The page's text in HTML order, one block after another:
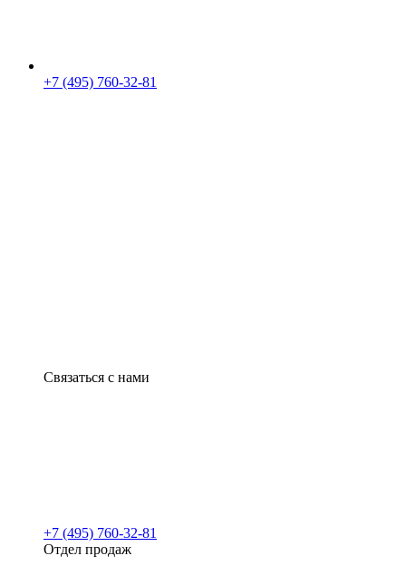
+7 (495) 760-32-81
Связаться с нами
+7 (495) 760-32-81
Отдел продаж